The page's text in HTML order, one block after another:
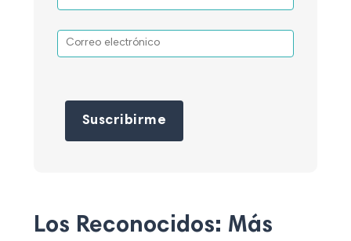
Los Reconocidos: Más